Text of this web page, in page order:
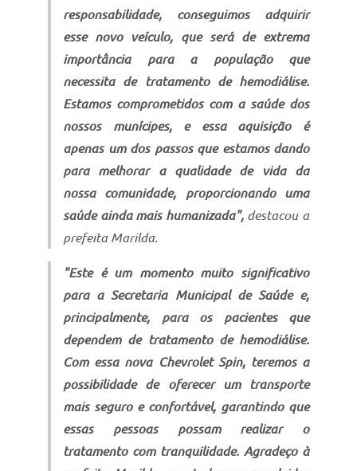
responsabilidade, conseguimos adquirir
esse novo veículo, que será de extrema
importância para a população que
necessita de tratamento de hemodiálise.
Estamos comprometidos com a saúde dos
nossos munícipes, e essa aquisição é
apenas um dos passos que estamos dando
para melhorar a qualidade de vida da
nossa comunidade, proporcionando uma
saúde ainda mais humanizada", destacou a
prefeita Marilda.
"Este é um momento muito significativo
para a Secretaria Municipal de Saúde e,
principalmente, para os pacientes que
dependem de tratamento de hemodiálise.
Com essa nova Chevrolet Spin, teremos a
possibilidade de oferecer um transporte
mais seguro e confortável, garantindo que
essas pessoas possam realizar o
tratamento com tranquilidade. Agradeço à